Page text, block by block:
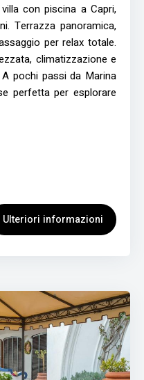
con piscina a Capri,
Terrazza panoramica,
per relax totale.
climatizzazione e
pochi passi da Marina
perfetta per esplorare
Ulteriori informazioni